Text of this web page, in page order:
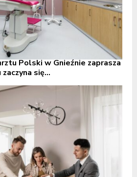
Polski w Gnieźnie zaprasza
zaczyna się...